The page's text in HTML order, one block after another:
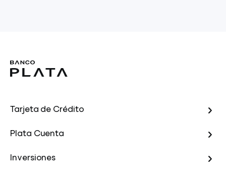
Tarjeta de Crédito
Plata Cuenta
Inversiones